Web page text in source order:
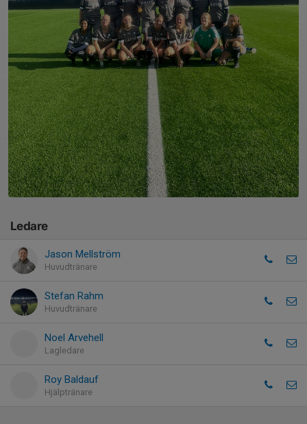
Ledare
Jason Mellström
Huvudtränare
Stefan Rahm
Huvudtränare
Noel Arvehell
Lagledare
Roy Baldauf
Hjälptränare